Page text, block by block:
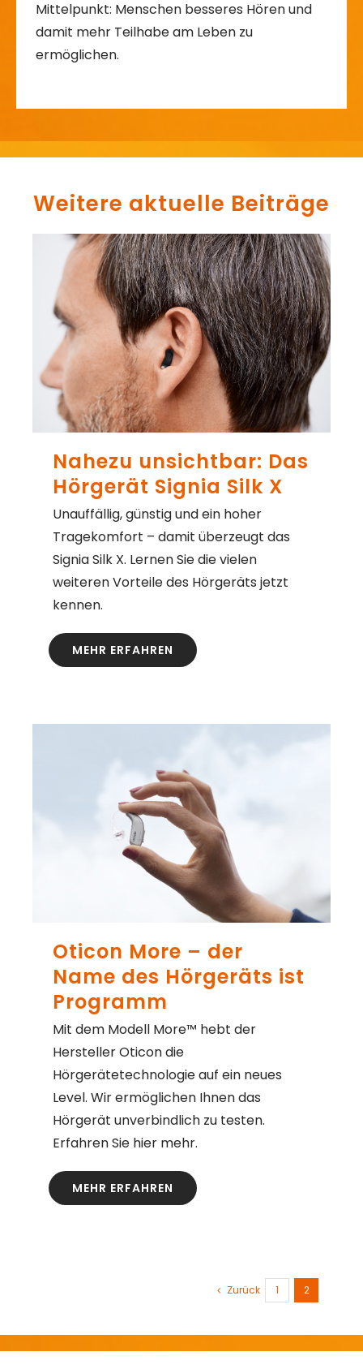
Mittelpunkt: Menschen besseres Hören und
damit mehr Teilhabe am Leben zu
ermöglichen.
Weitere aktuelle Beiträge
Nahezu unsichtbar: Das
Hörgerät Signia Silk X
Unauffällig, günstig und ein hoher
Tragekomfort – damit überzeugt das
Signia Silk X. Lernen Sie die vielen
weiteren Vorteile des Hörgeräts jetzt
kennen.
MEHR ERFAHREN
Oticon More – der
Name des Hörgeräts ist
Programm
Mit dem Modell More™ hebt der
Hersteller Oticon die
Hörgerätetechnologie auf ein neues
Level. Wir ermöglichen Ihnen das
Hörgerät unverbindlich zu testen.
Erfahren Sie hier mehr.
MEHR ERFAHREN
Zurück 1 2